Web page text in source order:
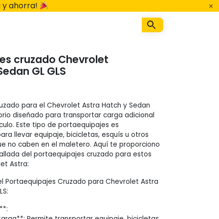
ahorra!
cruzado Chevrolet
GL GLS
para el Chevrolet Astra Hatch y Sedan
diseñado para transportar carga adicional
Este tipo de portaequipajes es
llevar equipaje, bicicletas, esquís u otros
no caben en el maletero. Aquí te proporciono
del portaequipajes cruzado para estos
Astra:
Cruzado para Chevrolet Astra